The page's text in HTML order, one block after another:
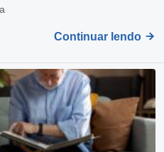
Continuar lendo